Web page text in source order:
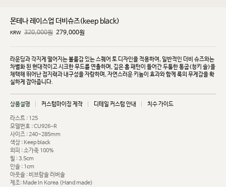
몬테나 레이스업 더비슈즈(keep black)
KRW 320,000원 279,000원
라운딩과 각지게 떨어지는 볼륨감 있는 스퀘어 토 디자인을 적용하여, 일반적인 더비 슈즈와는
차별화된 현대적이고 시크한 무드를 연출하며, 깊은 홈 패턴이 들어간 두툼한 통굽(청키 솔)을
채택해 뛰어난접지력과 내구성을 자랑하며, 자연스러운 키높이 효과와 함께 룩의 무게감을 확
실하게 잡아줍니다.
상품설명 커스텀마이징 제작 디테일 커스텀 안내 치수 가이드
라스트 : 125
모델번호 : CU926-R
사이즈 : 240~285mm
색상 : Keep black
외피 : 소가죽 100%
힐 : 3.5cm
인솔 : 1cm
아웃솔 : 비브람솔 러버솔
제조: Made In Korea (Hand made)